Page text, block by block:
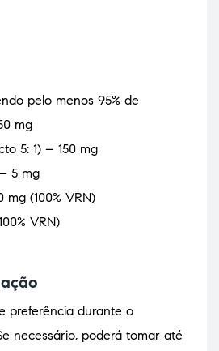
pelo menos 95% de
mg
5: 1) – 150 mg
5 mg
(100% VRN)
VRN)
preferência durante o
necessário, poderá tomar até